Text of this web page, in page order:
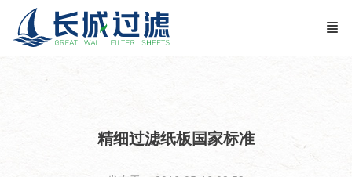
精细过滤纸板国家标准